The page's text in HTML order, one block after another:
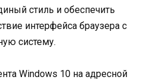
стиль и обеспечить
интерфейса браузера с
систему.
Windows 10 на адресной